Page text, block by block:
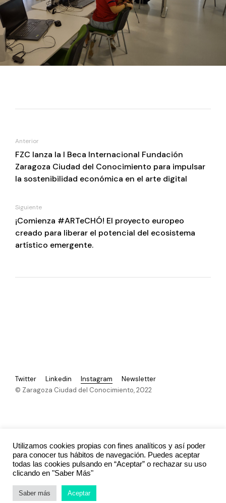
Anterior
FZC lanza la I Beca Internacional Fundación
Zaragoza Ciudad del Conocimiento para impulsar
la sostenibilidad económica en el arte digital
Siguiente
¡Comienza #ARTeCHÓ! El proyecto europeo
creado para liberar el potencial del ecosistema
artístico emergente.
Twitter Linkedin Instagram
Newsletter
© Zaragoza Ciudad del Conocimiento, 2022
Socia oficial de la New European Bauhaus
Blog del director Publicaciones
Aviso legal
Privacidad
Utilizamos cookies propias con fines analíticos y así poder
para conocer tus hábitos de navegación. Puedes aceptar
todas las cookies pulsando en “Aceptar” o rechazar su uso
clicando en "Saber Más"
Saber más Aceptar